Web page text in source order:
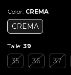
Color: CREMA
CREMA
Talle: 39
35 36 37